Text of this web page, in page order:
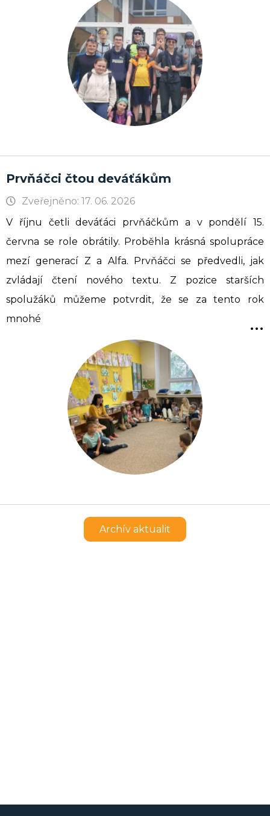
Prvňáčci čtou deváťákům
Zveřejněno: 17. 06. 2026
V říjnu četli deváťáci prvňáčkům a v pondělí 15.
června se role obrátily. Proběhla krásná spolupráce
mezí generací Z a Alfa. Prvňáčci se předvedli, jak
zvládají čtení nového textu. Z pozice starších
spolužáků můžeme potvrdit, že se za tento rok
mnohé
...
Archív aktualit